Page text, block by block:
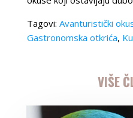
Tagovi: Avanturistički
Gastronomska otkrića,
VIŠE